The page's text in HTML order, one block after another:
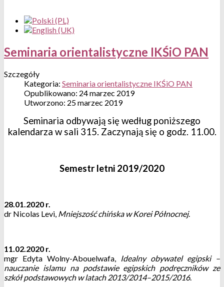
Seminaria orientalistyczne IKŚiO PAN
Szczegóły
Kategoria: Seminaria orientalistyczne IKŚiO PAN
Opublikowano: 24 marzec 2019
Utworzono: 25 marzec 2019
Seminaria odbywają się według poniższego
kalendarza w sali 315. Zaczynają się o godz. 11.00.
Semestr letni 2019/2020
28.01.2020 r.
dr Nicolas Levi, Mniejszość chińska w Korei Północnej.
11.02.2020 r.
mgr Edyta Wolny-Abouelwafa, Idealny obywatel egipski –
nauczanie islamu na podstawie egipskich podręczników ze
szkół podstawowych w latach 2013/2014–2015/2016.